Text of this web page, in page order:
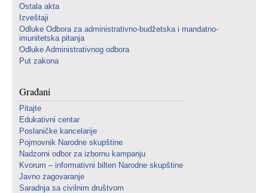
Ostala akta
Izveštaji
Odluke Odbora za administrativno-budžetska i mandatno-
imunitetska pitanja
Odluke Administrativnog odbora
Put zakona
Građani
Pitajte
Edukativni centar
Poslaničke kancelarije
Pojmovnik Narodne skupštine
Nadzorni odbor za izbornu kampanju
Kvorum – informativni bilten Narodne skupštine
Javno zagovaranje
Saradnja sa civilnim društvom